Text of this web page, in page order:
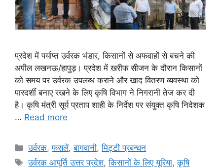
प्रदेश में पर्याप्त उर्वरक भंडार, किसानों से अफवाहों से बचने की
अपील लखनऊ/हापुड़। प्रदेश में खरीफ सीजन के दौरान किसानों
को समय पर उर्वरक उपलब्ध कराने और खाद वितरण व्यवस्था को
पारदर्शी बनाए रखने के लिए कृषि विभाग ने निगरानी तेज कर दी
है। कृषि मंत्री सूर्य प्रताप शाही के निर्देश पर संयुक्त कृषि निदेशक
… Read more
उर्वरक,फसलें,बागवानी,मि‌ट्टी प्रबन्धन
उर्वरक आपूर्ति उत्तर प्रदेश,किसानों के लिए यूरिया,कृषि